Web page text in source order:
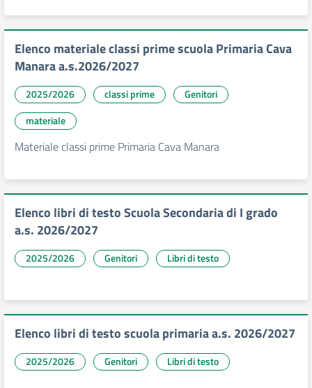
Elenco materiale classi prime scuola Primaria Cava
Manara a.s.2026/2027
2025/2026 classi prime
Genitori
materiale
Materiale classi prime Primaria Cava Manara
Elenco libri di testo Scuola Secondaria di I grado
a.s. 2026/2027
2025/2026 Genitori Libri di testo
Elenco libri di testo scuola primaria a.s. 2026/2027
2025/2026 Genitori Libri di testo